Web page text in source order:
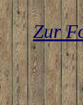
Zur